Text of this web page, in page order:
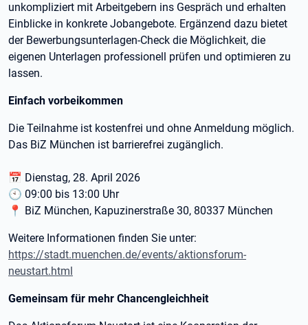
unkompliziert mit Arbeitgebern ins Gespräch und erhalten
Einblicke in konkrete Jobangebote. Ergänzend dazu bietet
der Bewerbungsunterlagen-Check die Möglichkeit, die
eigenen Unterlagen professionell prüfen und optimieren zu
lassen.
Einfach vorbeikommen
Die Teilnahme ist kostenfrei und ohne Anmeldung möglich.
Das BiZ München ist barrierefrei zugänglich.
📅 Dienstag, 28. April 2026
🕙 09:00 bis 13:00 Uhr
📍 BiZ München, Kapuzinerstraße 30, 80337 München
Weitere Informationen finden Sie unter:
https://stadt.muenchen.de/events/aktionsforum-
neustart.html
Gemeinsam für mehr Chancengleichheit